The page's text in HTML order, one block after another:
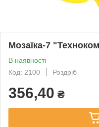
Мозаїка-7
В наявності
Код: 2100
Роздріб
356,40 ₴